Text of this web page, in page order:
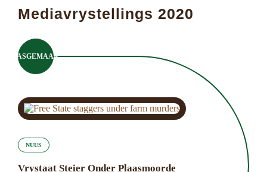
Mediavrystellings 2020
PASGEMAAK
NUUS
Vrystaat Steier Onder Plaasmoorde